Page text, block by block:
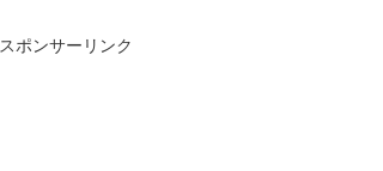
スポンサーリンク